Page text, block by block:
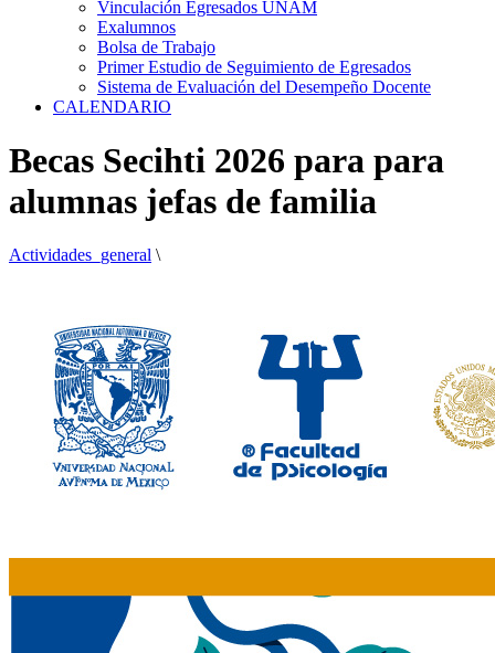
Vinculación Egresados UNAM
Exalumnos
Bolsa de Trabajo
Primer Estudio de Seguimiento de Egresados
Sistema de Evaluación del Desempeño Docente
CALENDARIO
Becas Secihti 2026 para para
alumnas jefas de familia
Actividades_general \